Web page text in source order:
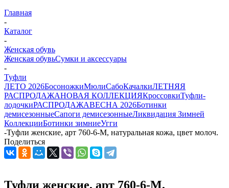
Главная
-
Каталог
-
Женская обувь
Женская обувьСумки и аксессуары
-
Туфли
ЛЕТО 2026БосоножкиМюлиСабоКачалкиЛЕТНЯЯ
РАСПРОДАЖАНОВАЯ КОЛЛЕКЦИЯКроссовкиТуфли-
лодочкиРАСПРОДАЖАВЕСНА 2026Ботинки
демисезонныеСапоги демисезонныеЛиквидация Зимней
КоллекцииБотинки зимниеУгги
-Туфли женские, арт 760-6-M, натуральная кожа, цвет молоч.
Поделиться
Туфли женские, арт 760-6-M,